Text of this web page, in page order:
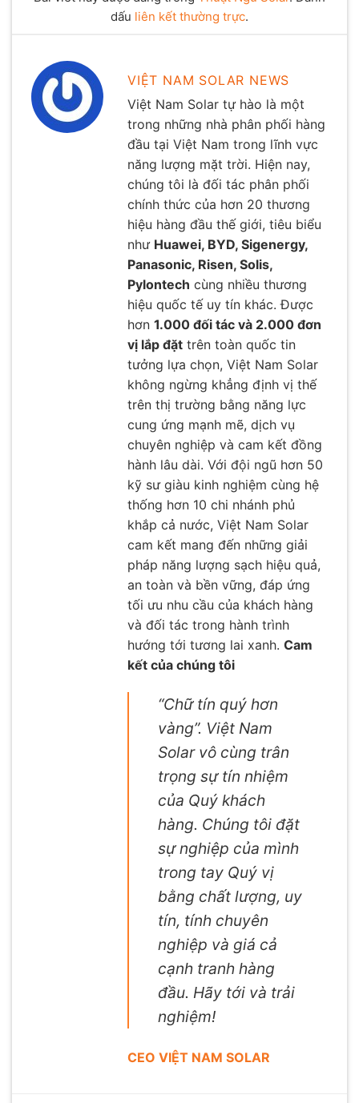
dấu liên kết thường trực.
VIỆT NAM SOLAR NEWS
Việt Nam Solar tự hào là một
trong những nhà phân phối hàng
đầu tại Việt Nam trong lĩnh vực
năng lượng mặt trời. Hiện nay,
chúng tôi là đối tác phân phối
chính thức của hơn 20 thương
hiệu hàng đầu thế giới, tiêu biểu
như Huawei, BYD, Sigenergy,
Panasonic, Risen, Solis,
Pylontech cùng nhiều thương
hiệu quốc tế uy tín khác. Được
hơn 1.000 đối tác và 2.000 đơn
vị lắp đặt trên toàn quốc tin
tưởng lựa chọn, Việt Nam Solar
không ngừng khẳng định vị thế
trên thị trường bằng năng lực
cung ứng mạnh mẽ, dịch vụ
chuyên nghiệp và cam kết đồng
hành lâu dài. Với đội ngũ hơn 50
kỹ sư giàu kinh nghiệm cùng hệ
thống hơn 10 chi nhánh phủ
khắp cả nước, Việt Nam Solar
cam kết mang đến những giải
pháp năng lượng sạch hiệu quả,
an toàn và bền vững, đáp ứng
tối ưu nhu cầu của khách hàng
và đối tác trong hành trình
hướng tới tương lai xanh. Cam
kết của chúng tôi
“Chữ tín quý hơn
vàng”. Việt Nam
Solar vô cùng trân
trọng sự tín nhiệm
của Quý khách
hàng. Chúng tôi đặt
sự nghiệp của mình
trong tay Quý vị
bằng chất lượng, uy
tín, tính chuyên
nghiệp và giá cả
cạnh tranh hàng
đầu. Hãy tới và trải
nghiệm!
CEO VIỆT NAM SOLAR